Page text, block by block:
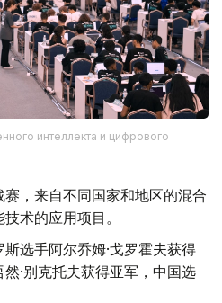
интеллекта и цифрового
，来自不同国家和地区的混合
术的应用项目。
选手阿尔乔姆·戈罗霍夫获得
·别克托夫获得亚军，中国选